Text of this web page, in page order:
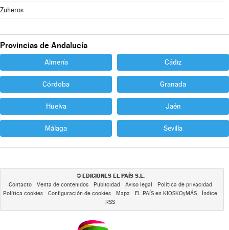
Zuheros
Provincias de Andalucía
Almería Cádiz
Córdoba Granada
Huelva Jaén
Málaga Sevilla
© EDICIONES EL PAÍS S.L.
Contacto Venta de contenidos Publicidad Aviso legal
Política de privacidad
Política cookies
Configuración de cookies Mapa EL PAÍS en KIOSKOyMÁS
Índice
RSS